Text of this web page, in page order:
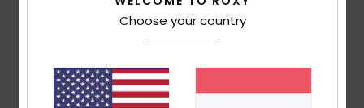
/5
mei 2026
100% van onze klanten bevelen dit product aan
Choose your country